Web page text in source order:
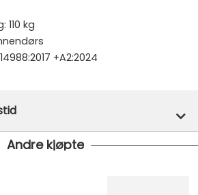
110 kg
+A2:2024
- klar for utsendelse innen 24 timer
Andre kjøpte